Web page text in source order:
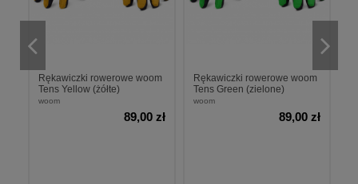
Rękawiczki rowerowe woom
Tens Yellow (żółte)
woom
89,00 zł
Rękawiczki rowerowe woom
Tens Green (zielone)
woom
89,00 zł